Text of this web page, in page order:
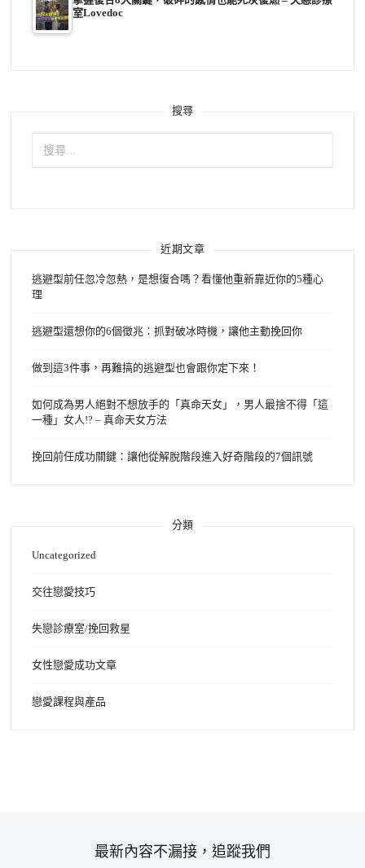
室Lovedoc
搜尋
搜
鍵
近期文章
逃避型前任忽冷忽熱，是想復合嗎？看懂他重新靠近你的5種心
理
逃避型還想你的6個徵兆：抓對破冰時機，讓他主動挽回你
做到這3件事，再難搞的逃避型也會跟你定下來！
如何成為男人絕對不想放手的「真命天女」，男人最捨不得「這
一種」女人!? – 真命天女方法
挽回前任成功關鍵：讓他從解脫階段進入好奇階段的7個訊號
分類
Uncategorized
交往戀愛技巧
失戀診療室/挽回救星
女性戀愛成功文章
戀愛課程與產品
最新內容不漏接，追蹤我們